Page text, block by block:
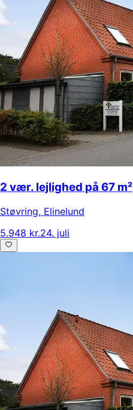
2 vær. lejlighed på 67 m²
Støvring, Elinelund
5.948 kr.24. juli